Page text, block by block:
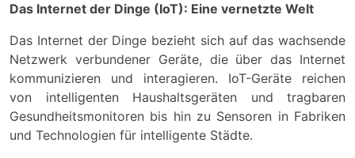
Das Internet der Dinge (IoT): Eine vernetzte Welt
Das Internet der Dinge bezieht sich auf das wachsende
Netzwerk verbundener Geräte, die über das Internet
kommunizieren und interagieren. IoT-Geräte reichen
von intelligenten Haushaltsgeräten und tragbaren
Gesundheitsmonitoren bis hin zu Sensoren in Fabriken
und Technologien für intelligente Städte.